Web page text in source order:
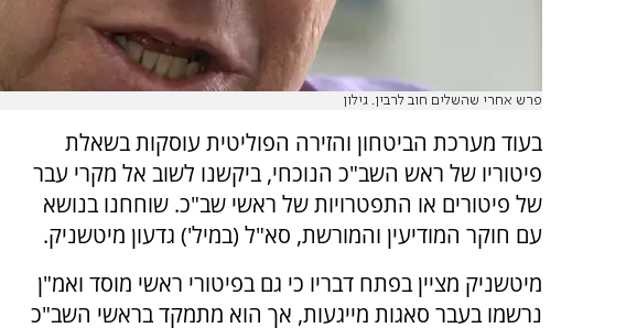
פרש אחרי שהשלים חוב לרבין. גילון
בעוד מערכת הביטחון והזירה הפוליטית עוסקות בשאלת
פיטוריו של ראש השב"כ הנוכחי, ביקשנו לשוב אל מקרי עבר
של פיטורים או התפטרויות של ראשי שב"כ. שוחחנו בנושא
עם חוקר המודיעין והמורשת, סא"ל (במיל') גדעון מיטשניק.
מיטשניק מציין בפתח דבריו כי גם בפיטורי ראשי מוסד ואמ"ן
נרשמו בעבר סאגות מייגעות, אך הוא מתמקד בראשי השב"כ